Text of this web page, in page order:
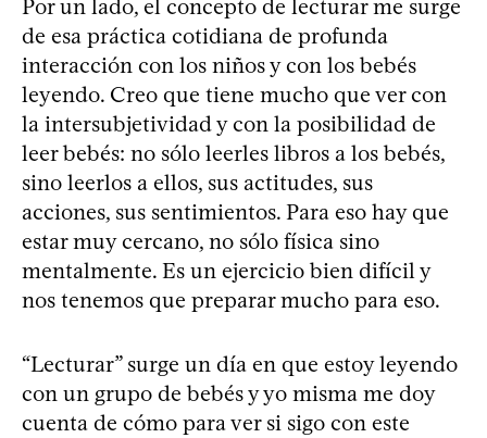
Por un lado, el concepto de lecturar me surge
de esa práctica cotidiana de profunda
interacción con los niños y con los bebés
leyendo. Creo que tiene mucho que ver con
la intersubjetividad y con la posibilidad de
leer bebés: no sólo leerles libros a los bebés,
sino leerlos a ellos, sus actitudes, sus
acciones, sus sentimientos. Para eso hay que
estar muy cercano, no sólo física sino
mentalmente. Es un ejercicio bien difícil y
nos tenemos que preparar mucho para eso.
“Lecturar” surge un día en que estoy leyendo
con un grupo de bebés y yo misma me doy
cuenta de cómo para ver si sigo con este